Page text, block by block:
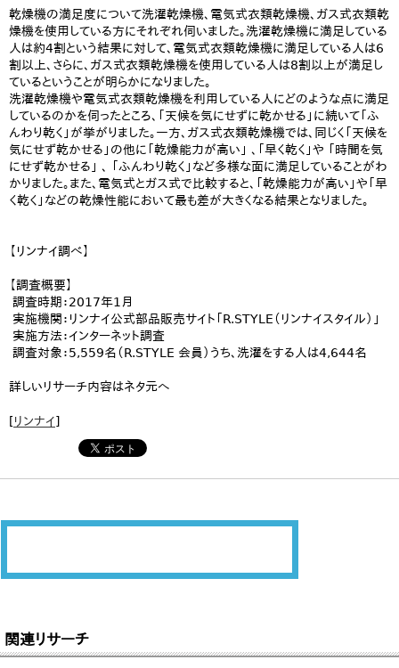
乾燥機の満足度について洗濯乾燥機、電気式衣類乾燥機、ガス式衣類乾
燥機を使用している方にそれぞれ伺いました。洗濯乾燥機に満足している
人は約4割という結果に対して、電気式衣類乾燥機に満足している人は6
割以上、さらに、ガス式衣類乾燥機を使用している人は8割以上が満足し
ているということが明らかになりました。
洗濯乾燥機や電気式衣類乾燥機を利用している人にどのような点に満足
しているのかを伺ったところ、「天候を気にせずに乾かせる」に続いて「ふ
んわり乾く」が挙がりました。一方、ガス式衣類乾燥機では、同じく「天候を
気にせず乾かせる」の他に「乾燥能力が高い」 、「早く乾く」や 「時間を気
にせず乾かせる」 、 「ふんわり乾く」など多様な面に満足していることがわ
かりました。また、電気式とガス式で比較すると、「乾燥能力が高い」や「早
く乾く」などの乾燥性能において最も差が大きくなる結果となりました。
【リンナイ調べ】
【調査概要】
調査時期：2017年1月
実施機関：リンナイ公式部品販売サイト「R.STYLE（リンナイスタイル）」
実施方法：インターネット調査
調査対象：5,559名（R.STYLE 会員）うち、洗濯をする人は4,644名
詳しいリサーチ内容はネタ元へ
[リンナイ]
関連リサーチ